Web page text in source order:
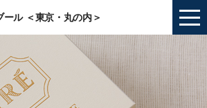
ル ＜東京・丸の内＞